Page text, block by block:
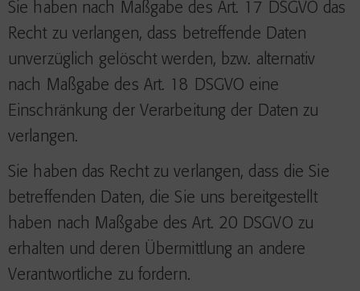
Sie haben nach Maßgabe des Art. 17 DSGVO das
Recht zu verlangen, dass betreffende Daten
unverzüglich gelöscht werden, bzw. alternativ
nach Maßgabe des Art. 18 DSGVO eine
Einschränkung der Verarbeitung der Daten zu
verlangen.
Sie haben das Recht zu verlangen, dass die Sie
betreffenden Daten, die Sie uns bereitgestellt
haben nach Maßgabe des Art. 20 DSGVO zu
erhalten und deren Übermittlung an andere
Verantwortliche zu fordern.